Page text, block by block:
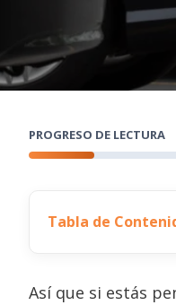
PROGRESO DE LECTURA
Tabla de
Así que si estás